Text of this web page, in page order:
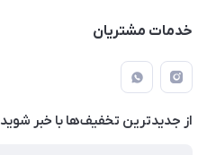
حساب کاربری
لیست محصولات
درباره ما
خدمات مشتریان
راهنما
قوانین و مقررات
حریم خصوصی
از جدید‌ترین تخفیف‌ها با‌ خبر شوید